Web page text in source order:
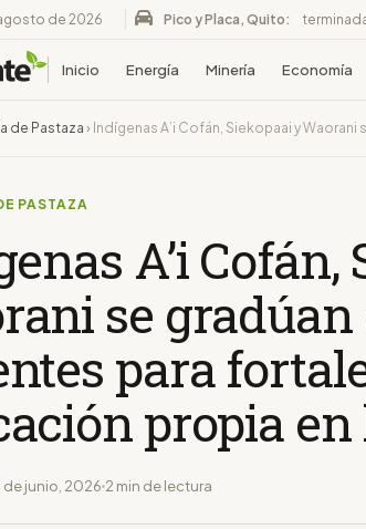
de 2026 Pico y Placa, Quito:
Inicio Energía Minería Economía
de Pastaza › Indígenas A’i Cofán, Siekopaai y
PASTAZA
A’i Cofán,
se
para
propia
de junio, 2026 2 min de lectura